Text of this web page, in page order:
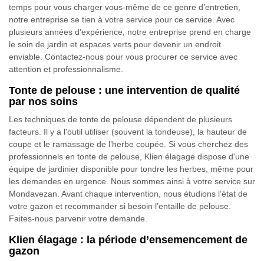
temps pour vous charger vous-même de ce genre d’entretien,
notre entreprise se tien à votre service pour ce service. Avec
plusieurs années d’expérience, notre entreprise prend en charge
le soin de jardin et espaces verts pour devenir un endroit
enviable. Contactez-nous pour vous procurer ce service avec
attention et professionnalisme.
Tonte de pelouse : une intervention de qualité
par nos soins
Les techniques de tonte de pelouse dépendent de plusieurs
facteurs. Il y a l'outil utiliser (souvent la tondeuse), la hauteur de
coupe et le ramassage de l’herbe coupée. Si vous cherchez des
professionnels en tonte de pelouse, Klien élagage dispose d'une
équipe de jardinier disponible pour tondre les herbes, même pour
les demandes en urgence. Nous sommes ainsi à votre service sur
Mondavezan. Avant chaque intervention, nous étudions l’état de
votre gazon et recommander si besoin l’entaille de pelouse.
Faites-nous parvenir votre demande.
Klien élagage : la période d’ensemencement de
gazon